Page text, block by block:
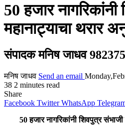
50 हजार
महानाट्याचा थरार
संपादक मनिष जाधव
मनिष जाधव Send an email
38 2 minutes read
Share
Facebook Twitter WhatsApp
50 हजार नागरिकांनी शिवपुत्र